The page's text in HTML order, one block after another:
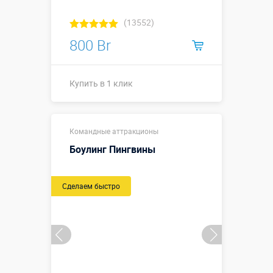
диаметр 4,9 м
Больше деталей →
(13552)
800 Br
Купить в 1 клик
Командные аттракционы
Боулинг Пингвины
Сделаем быстро